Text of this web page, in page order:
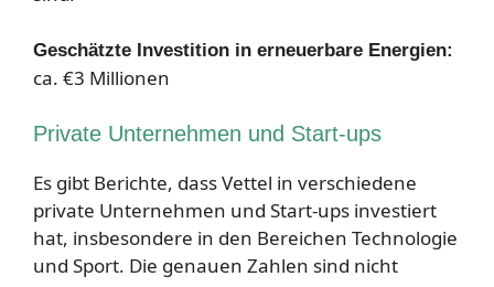
Geschätzte Investition in erneuerbare Energien:
ca. €3 Millionen
Private Unternehmen und Start-ups
Es gibt Berichte, dass Vettel in verschiedene
private Unternehmen und Start-ups investiert
hat, insbesondere in den Bereichen Technologie
und Sport. Die genauen Zahlen sind nicht